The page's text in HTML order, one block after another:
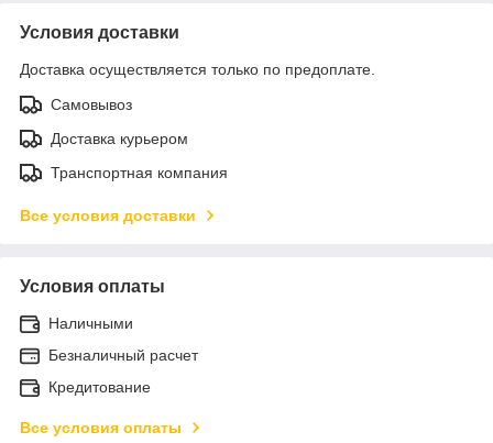
Условия доставки
Доставка осуществляется только по предоплате.
Самовывоз
Доставка курьером
Транспортная компания
Все условия доставки
Условия оплаты
Наличными
Безналичный расчет
Кредитование
Все условия оплаты